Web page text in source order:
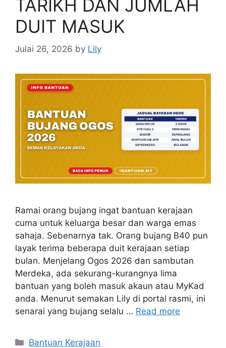
TARIKH DAN JUMLAH
DUIT MASUK
Julai 26, 2026 by Lily
Ramai orang bujang ingat bantuan kerajaan
cuma untuk keluarga besar dan warga emas
sahaja. Sebenarnya tak. Orang bujang B40 pun
layak terima beberapa duit kerajaan setiap
bulan. Menjelang Ogos 2026 dan sambutan
Merdeka, ada sekurang-kurangnya lima
bantuan yang boleh masuk akaun atau MyKad
anda. Menurut semakan Lily di portal rasmi, ini
senarai yang bujang selalu … Read more
Categories
Bantuan Kerajaan